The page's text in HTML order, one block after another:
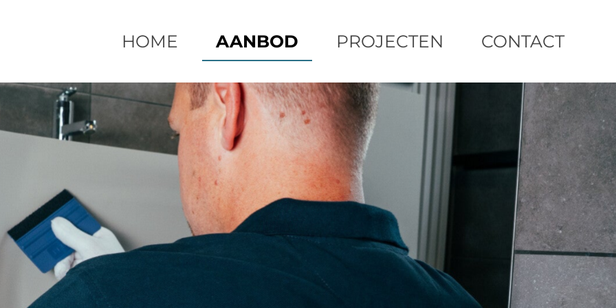
HOME AANBOD PROJECTEN CONTACT